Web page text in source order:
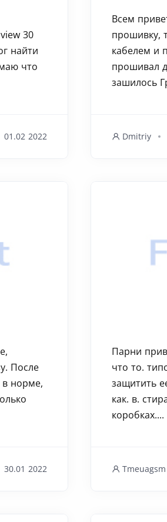
30
найти
что
01.02 2022
Всем
прошивку,
кабелем и
прошивал
зашилось
Dmitriy
После
норме,
30.01 2022
Парни
что то.
защитить
как. в.
коробках....
Tmeuagsm